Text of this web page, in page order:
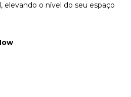
elevando o nível do seu espaço